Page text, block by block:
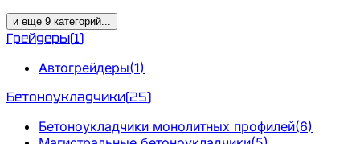
и еще 9 категорий...
Грейдеры(1)
Автогрейдеры(1)
Бетоноукладчики(25)
Бетоноукладчики монолитных профилей(6)